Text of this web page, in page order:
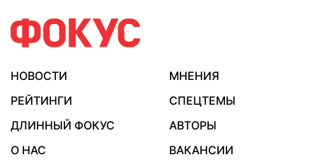
НОВОСТИ
МНЕНИЯ
РЕЙТИНГИ
СПЕЦТЕМЫ
ДЛИННЫЙ ФОКУС
АВТОРЫ
О НАС
ВАКАНСИИ